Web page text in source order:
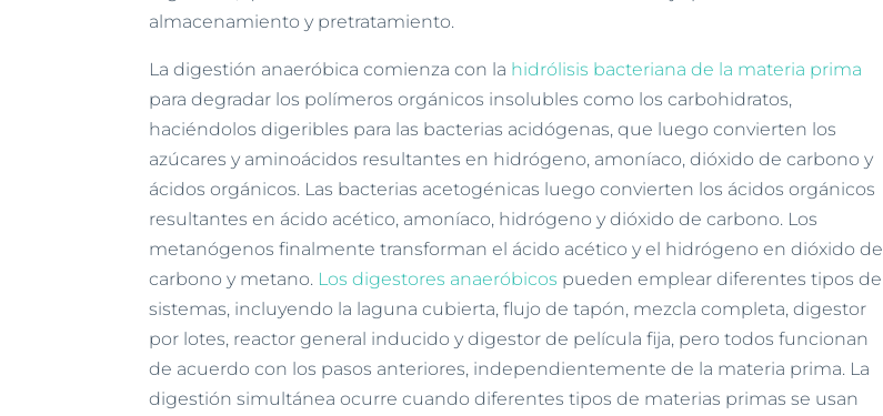
almacenamiento y pretratamiento.
La digestión anaeróbica comienza con la hidrólisis bacteriana de la materia prima
para degradar los polímeros orgánicos insolubles como los carbohidratos,
haciéndolos digeribles para las bacterias acidógenas, que luego convierten los
azúcares y aminoácidos resultantes en hidrógeno, amoníaco, dióxido de carbono y
ácidos orgánicos. Las bacterias acetogénicas luego convierten los ácidos orgánicos
resultantes en ácido acético, amoníaco, hidrógeno y dióxido de carbono. Los
metanógenos finalmente transforman el ácido acético y el hidrógeno en dióxido de
carbono y metano. Los digestores anaeróbicos pueden emplear diferentes tipos de
sistemas, incluyendo la laguna cubierta, flujo de tapón, mezcla completa, digestor
por lotes, reactor general inducido y digestor de película fija, pero todos funcionan
de acuerdo con los pasos anteriores, independientemente de la materia prima. La
digestión simultánea ocurre cuando diferentes tipos de materias primas se usan